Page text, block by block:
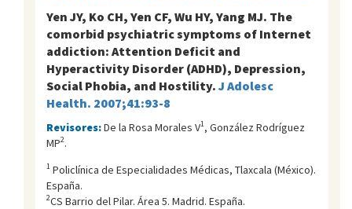
Yen JY, Ko CH, Yen CF, Wu HY, Yang MJ. The
comorbid psychiatric symptoms of Internet
addiction: Attention Deficit and
Hyperactivity Disorder (ADHD), Depression,
Social Phobia, and Hostility. J Adolesc
Health. 2007;41:93-8
Revisores:De la Rosa Morales V1, González Rodríguez
MP2.
1 Policlí­nica de Especialidades Médicas, Tlaxcala (México).
España.
2CS Barrio del Pilar. Área 5. Madrid. España.